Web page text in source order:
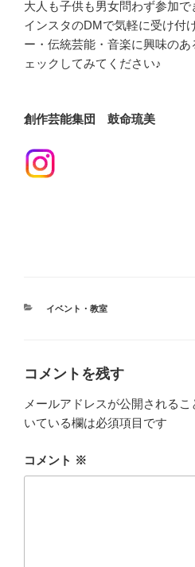
大人も子供も男女問わず参加
インスタのDMで気軽に受け付
ー・伝統芸能・音楽に興味の
ェックしてみてください♪
創作芸能集団 鼓命琉美
カ
イベント・教室
コメントを残す
メールアドレスが公開されるこ
いている欄は必須項目です
コメント ※